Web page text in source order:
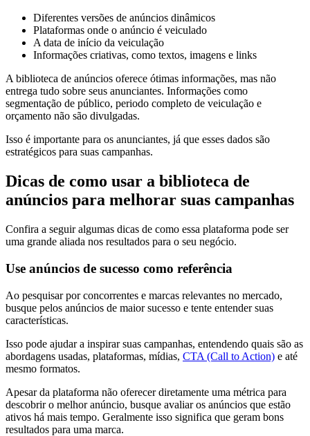
Diferentes versões de anúncios dinâmicos
Plataformas onde o anúncio é veiculado
A data de início da veiculação
Informações criativas, como textos, imagens e links
A biblioteca de anúncios oferece ótimas informações, mas não
entrega tudo sobre seus anunciantes. Informações como
segmentação de público, periodo completo de veiculação e
orçamento não são divulgadas.
Isso é importante para os anunciantes, já que esses dados são
estratégicos para suas campanhas.
Dicas de como usar a biblioteca de
anúncios para melhorar suas campanhas
Confira a seguir algumas dicas de como essa plataforma pode ser
uma grande aliada nos resultados para o seu negócio.
Use anúncios de sucesso como referência
Ao pesquisar por concorrentes e marcas relevantes no mercado,
busque pelos anúncios de maior sucesso e tente entender suas
características.
Isso pode ajudar a inspirar suas campanhas, entendendo quais são as
abordagens usadas, plataformas, mídias, CTA (Call to Action) e até
mesmo formatos.
Apesar da plataforma não oferecer diretamente uma métrica para
descobrir o melhor anúncio, busque avaliar os anúncios que estão
ativos há mais tempo. Geralmente isso significa que geram bons
resultados para uma marca.